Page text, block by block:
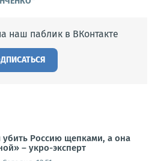
наш паблик в ВКонтакте
Россию щепками, а она
– укро-эксперт